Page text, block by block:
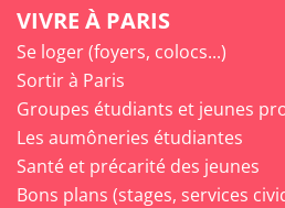
VIVRE À PARIS
Se loger (foyers, colocs...)
Sortir à Paris
Groupes étudiants et jeunes
Les aumôneries étudiantes
Santé et précarité des jeunes
Bons plans (stages, services